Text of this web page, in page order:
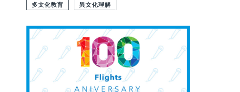
多文化教育 異文化理解